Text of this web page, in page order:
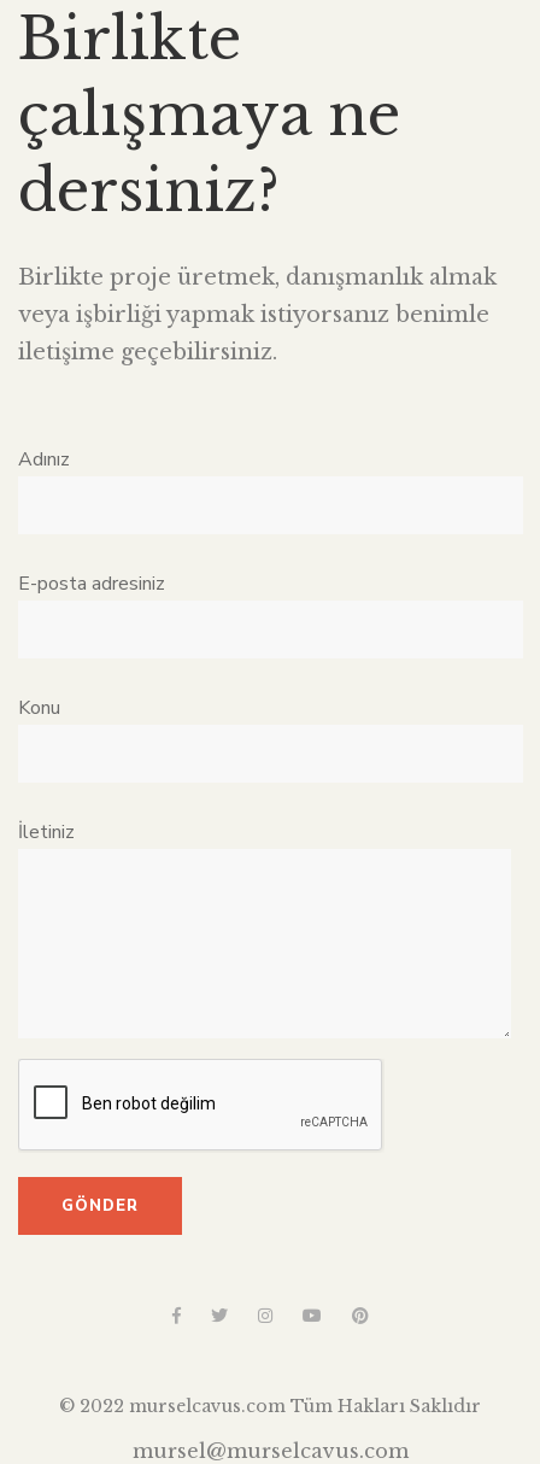
Birlikte
çalışmaya ne
dersiniz?
Birlikte proje üretmek, danışmanlık almak
veya işbirliği yapmak istiyorsanız benimle
iletişime geçebilirsiniz.
Adınız
E-posta adresiniz
Konu
İletiniz
© 2022 murselcavus.com Tüm Hakları Saklıdır
mursel@murselcavus.com